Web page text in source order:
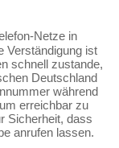
Netze in
Verständigung ist
schnell zustande,
Deutschland
während
erreichbar zu
Sicherheit, dass
anrufen lassen.